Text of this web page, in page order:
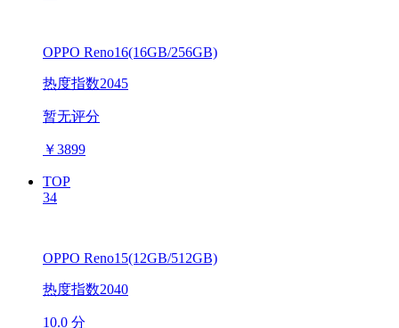
OPPO Reno16(16GB/256GB)
热度指数2045
暂无评分
￥3899
TOP
34
OPPO Reno15(12GB/512GB)
热度指数2040
10.0 分